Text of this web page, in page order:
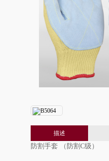
描述
防割手套 （防割C级）